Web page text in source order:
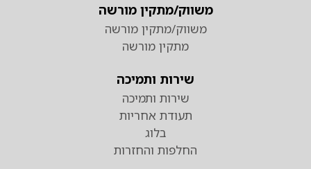
משווק/מתקין מורשה
משווק/מתקין מורשה
מתקין מורשה
שירות ותמיכה
שירות ותמיכה
תעודת אחריות
בלוג
החלפות והחזרות